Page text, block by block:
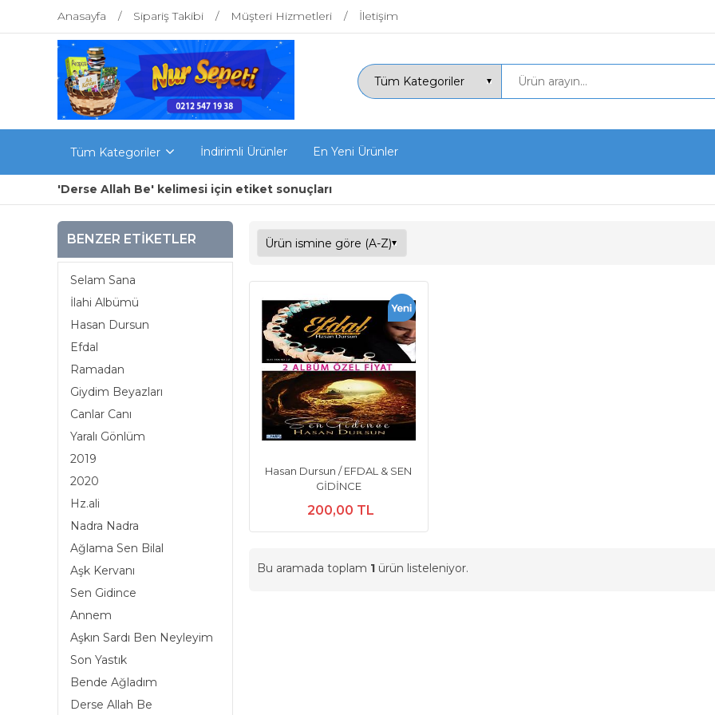
Anasayfa Sipariş Takibi Müşteri Hizmetleri İletişim
Tüm Kategoriler İndirimli Ürünler En Yeni Ürünler
'Derse Allah Be' kelimesi için etiket sonuçları
BENZER ETIKETLER
Selam Sana
İlahi Albümü
Hasan Dursun
Efdal
Ramadan
Giydim Beyazları
Canlar Canı
Yaralı Gönlüm
2019
2020
Hz.ali
Nadra Nadra
Ağlama Sen Bilal
Aşk Kervanı
Sen Gidince
Annem
Aşkın Sardı Ben Neyleyim
Son Yastık
Bende Ağladım
Derse Allah Be
Hasan Dursun / EFDAL & SEN
GİDİNCE
200,00 TL
Bu aramada toplam 1 ürün listeleniyor.